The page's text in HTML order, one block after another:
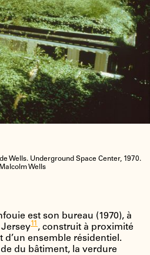
Wells. Underground Space Center, 1970.
Wells
est son bureau (1970), à
11 , construit à proximité
d’un ensemble résidentiel.
du bâtiment, la verdure